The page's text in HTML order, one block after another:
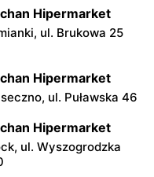
higieny zaleca się
opcja, by oszczędzić
między
portalem Allegro masz
e-sklepem.
Hipermarket
ul. Brukowa 25
Hipermarket
ul. Puławska 46
Hipermarket
ul. Wyszogrodzka